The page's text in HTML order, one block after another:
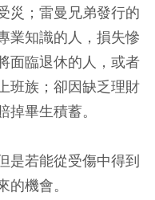
災；雷曼兄弟發行的
業知識的人，損失慘
面臨退休的人，或者
班族；卻因缺乏理財
畢生積蓄。
是若能從受傷中得到
機會。